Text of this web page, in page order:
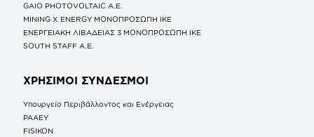
GAIO PHOTOVOLTAIC Α.Ε.
MINING X ENERGY ΜΟΝΟΠΡΟΣΩΠΗ ΙΚΕ
ΕΝΕΡΓΕΙΑΚΗ ΛΙΒΑΔΕΙΑΣ 3 ΜΟΝΟΠΡΟΣΩΠΗ ΙΚΕ
SOUTH STAFF Α.Ε.
ΧΡΗΣΙΜΟΙ ΣΥΝΔΕΣΜΟΙ
Υπουργείο Περιβάλλοντος και Ενέργειας
ΡΑΑΕΥ
FISIKON